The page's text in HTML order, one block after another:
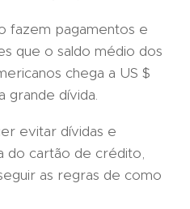
pagamentos e
que o saldo médio dos
chega a US $
grande dívida.
evitar dívidas e
do cartão de crédito,
as regras de como